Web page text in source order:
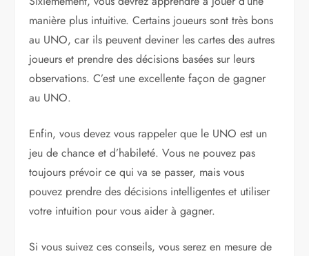
manière plus intuitive. Certains joueurs sont très bons
au UNO, car ils peuvent deviner les cartes des autres
joueurs et prendre des décisions basées sur leurs
observations. C’est une excellente façon de gagner
au UNO.
Enfin, vous devez vous rappeler que le UNO est un
jeu de chance et d’habileté. Vous ne pouvez pas
toujours prévoir ce qui va se passer, mais vous
pouvez prendre des décisions intelligentes et utiliser
votre intuition pour vous aider à gagner.
Si vous suivez ces conseils, vous serez en mesure de